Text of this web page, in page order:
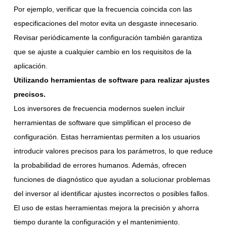
Por ejemplo, verificar que la frecuencia coincida con las
especificaciones del motor evita un desgaste innecesario.
Revisar periódicamente la configuración también garantiza
que se ajuste a cualquier cambio en los requisitos de la
aplicación.
Utilizando herramientas de software para realizar ajustes
precisos.
Los inversores de frecuencia modernos suelen incluir
herramientas de software que simplifican el proceso de
configuración. Estas herramientas permiten a los usuarios
introducir valores precisos para los parámetros, lo que reduce
la probabilidad de errores humanos. Además, ofrecen
funciones de diagnóstico que ayudan a solucionar problemas
del inversor al identificar ajustes incorrectos o posibles fallos.
El uso de estas herramientas mejora la precisión y ahorra
tiempo durante la configuración y el mantenimiento.